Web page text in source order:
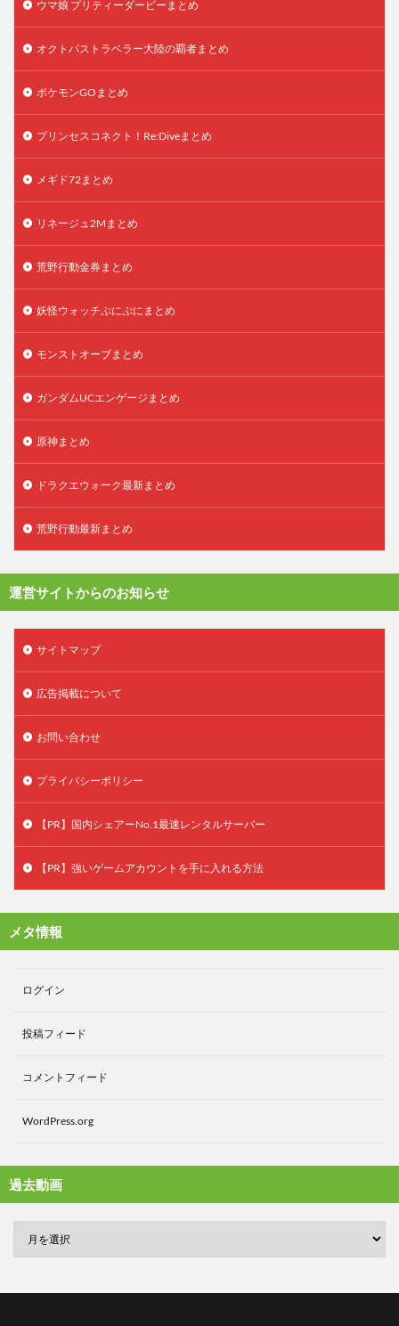
ウマ娘 プリティーダービーまとめ
オクトパストラベラー大陸の覇者まとめ
ポケモンGOまとめ
プリンセスコネクト！Re:Diveまとめ
メギド72まとめ
リネージュ2Mまとめ
荒野行動金券まとめ
妖怪ウォッチぷにぷにまとめ
モンストオーブまとめ
ガンダムUCエンゲージまとめ
原神まとめ
ドラクエウォーク最新まとめ
荒野行動最新まとめ
運営サイトからのお知らせ
サイトマップ
広告掲載について
お問い合わせ
プライバシーポリシー
【PR】国内シェアーNo.1最速レンタルサーバー
【PR】強いゲームアカウントを手に入れる方法
メタ情報
ログイン
投稿フィード
コメントフィード
WordPress.org
過去動画